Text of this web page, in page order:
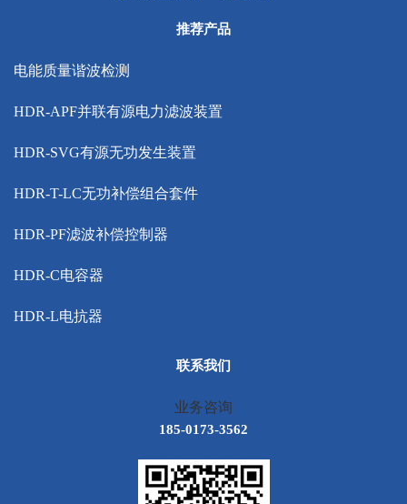
推荐产品
电能质量谐波检测
HDR-APF并联有源电力滤波装置
HDR-SVG有源无功发生装置
HDR-T-LC无功补偿组合套件
HDR-PF滤波补偿控制器
HDR-C电容器
HDR-L电抗器
联系我们
业务咨询
185-0173-3562